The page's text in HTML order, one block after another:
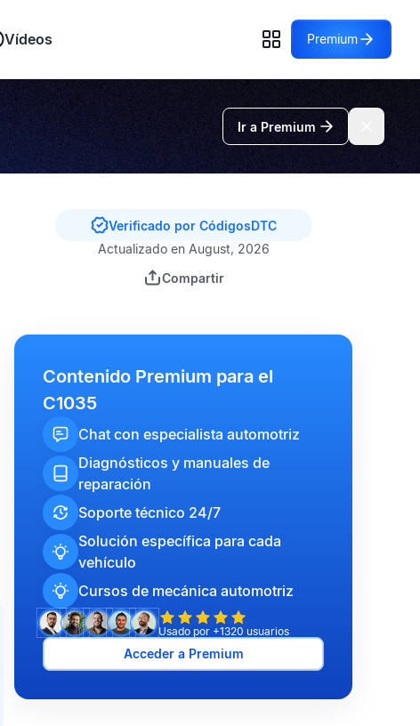
Vídeos Premium
Ir a Premium
Verificado por CódigosDTC
Actualizado en August, 2026
Compartir
Contenido Premium para el
C1035
Chat con especialista automotriz
Diagnósticos y manuales de
reparación
Soporte técnico 24/7
Solución específica para cada
vehículo
Cursos de mecánica automotriz
Usado por +1320 usuarios
Acceder a Premium